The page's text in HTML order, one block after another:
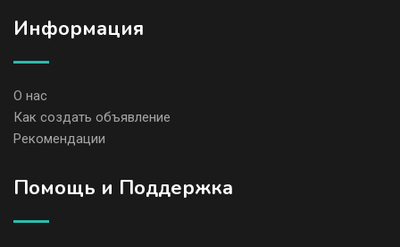
Информация
О нас
Как создать объявление
Рекомендации
Помощь и Поддержка